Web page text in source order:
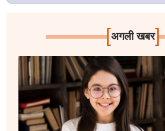
[अगली खबर]